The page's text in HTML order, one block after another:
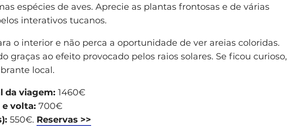
espécies de aves. Aprecie as plantas frontosas e de várias
interativos tucanos.
o interior e não perca a oportunidade de ver areias coloridas.
graças ao efeito provocado pelos raios solares. Se ficou curioso,
local.
da viagem: 1460€
e volta: 700€
550€. Reservas >>